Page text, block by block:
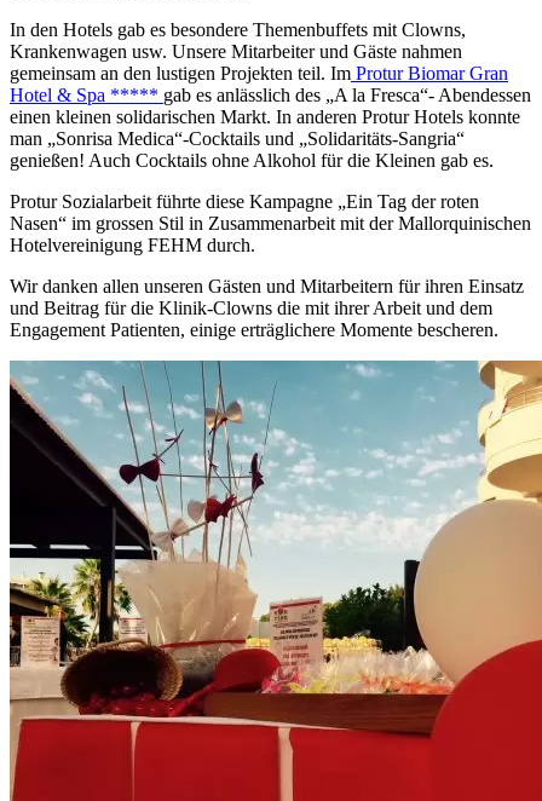
In den Hotels gab es besondere Themenbuffets mit Clowns,
Krankenwagen usw. Unsere Mitarbeiter und Gäste nahmen
gemeinsam an den lustigen Projekten teil. Im Protur Biomar Gran
Hotel & Spa ***** gab es anlässlich des „A la Fresca“- Abendessen
einen kleinen solidarischen Markt. In anderen Protur Hotels konnte
man „Sonrisa Medica“-Cocktails und „Solidaritäts-Sangria“
genießen! Auch Cocktails ohne Alkohol für die Kleinen gab es.
Protur Sozialarbeit führte diese Kampagne „Ein Tag der roten
Nasen“ im grossen Stil in Zusammenarbeit mit der Mallorquinischen
Hotelvereinigung FEHM durch.
Wir danken allen unseren Gästen und Mitarbeitern für ihren Einsatz
und Beitrag für die Klinik-Clowns die mit ihrer Arbeit und dem
Engagement Patienten, einige erträglichere Momente bescheren.